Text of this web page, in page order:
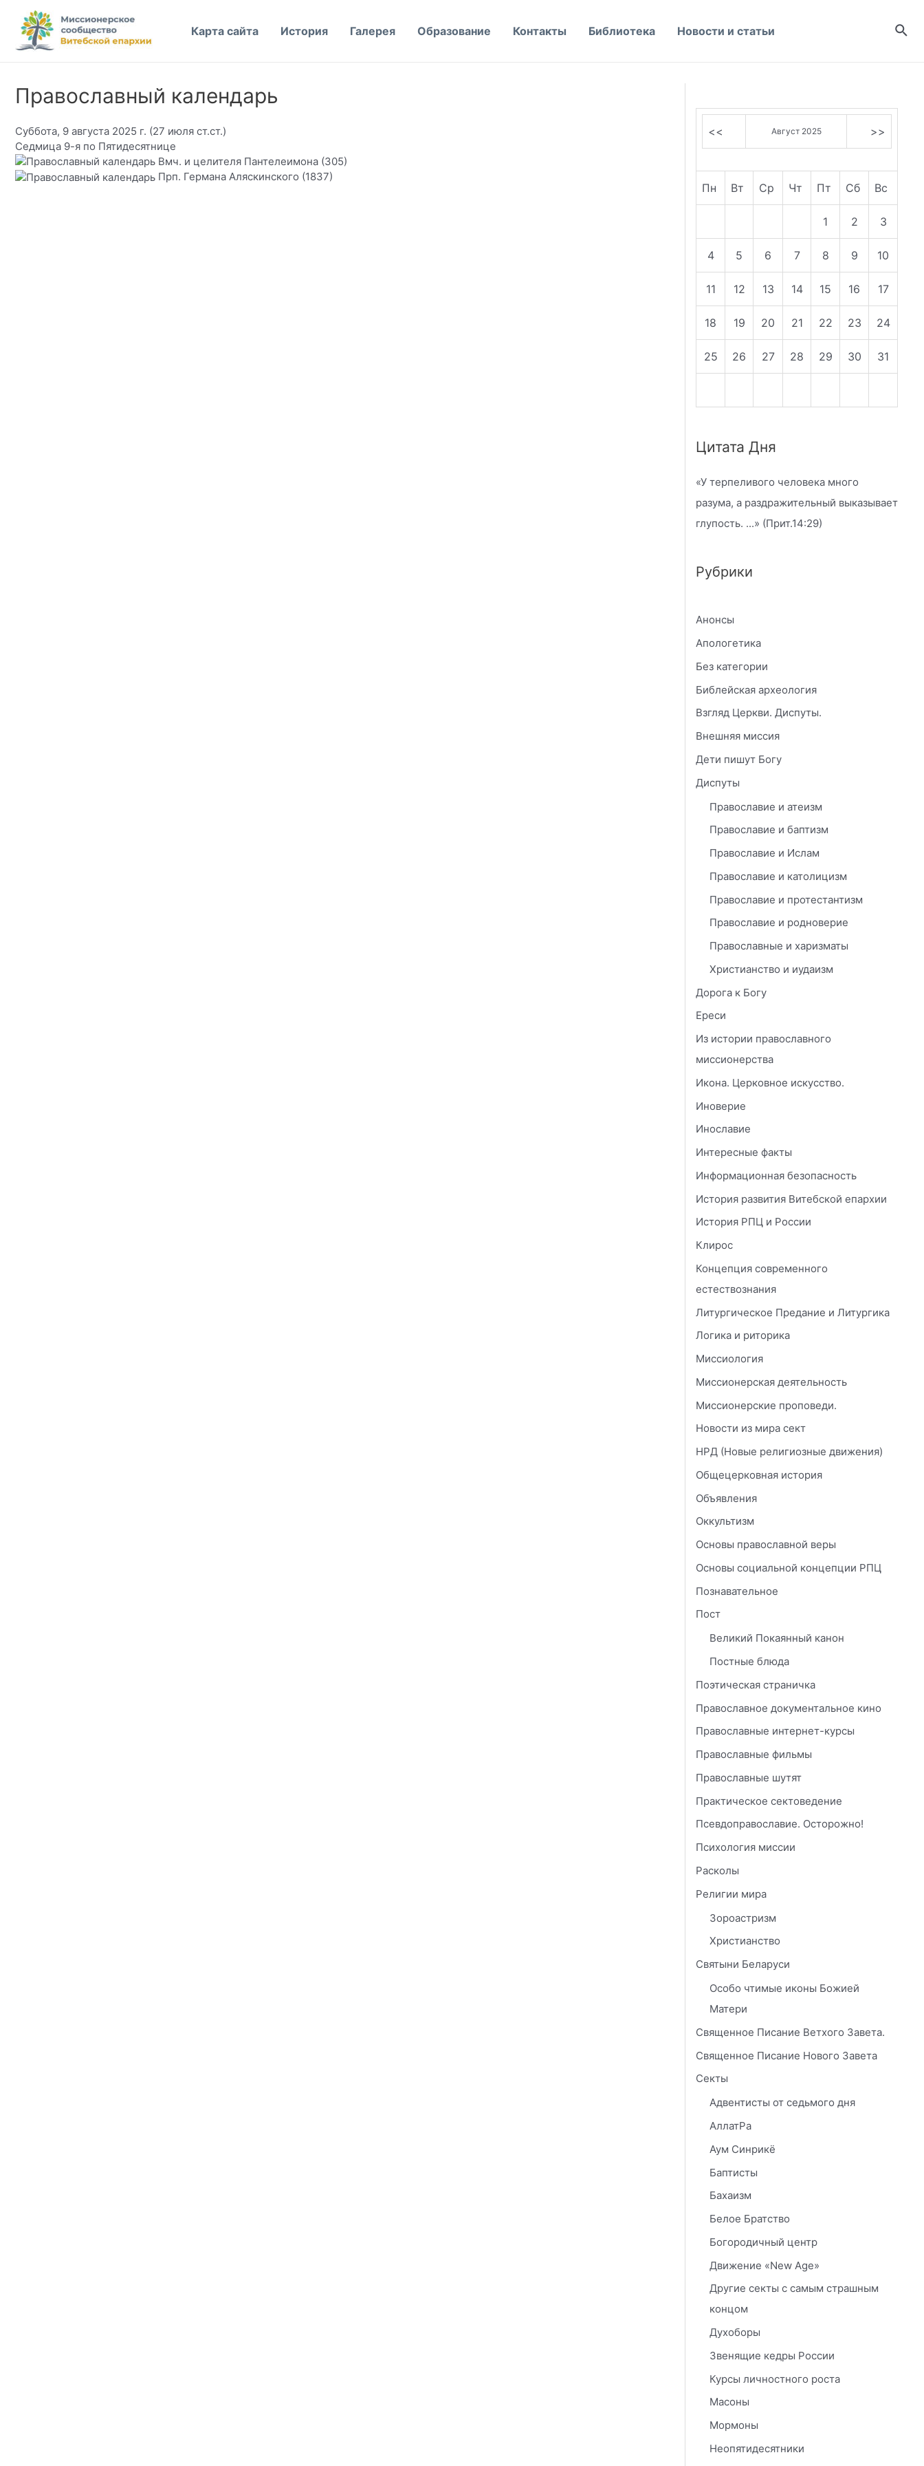
Перейти
содержимому
Карта сайта История Галерея Образование Контакты Библиотека Новости и статьи
Православный календарь
Суббота, 9 августа 2025 г. (27 июля ст.ст.)
Седмица 9-я по Пятидесятнице
Вмч. и целителя Пантелеимона (305)
Прп. Германа Аляскинского (1837)
<< Август 2025 >>
Пн Вт Ср Чт Пт Сб Вс
1 2 3
4 5 6 7 8 9 10
11 12 13 14 15 16 17
18 19 20 21 22 23 24
25 26 27 28 29 30 31
Цитата Дня
«У терпеливого человека много
разума, а раздражительный выказывает
глупость. ...» (Прит.14:29)
Рубрики
Анонсы
Апологетика
Без категории
Библейская археология
Взгляд Церкви. Диспуты.
Внешняя миссия
Дети пишут Богу
Диспуты
Православие и атеизм
Православие и баптизм
Православие и Ислам
Православие и католицизм
Православие и протестантизм
Православие и родноверие
Православные и харизматы
Христианство и иудаизм
Дорога к Богу
Ереси
Из истории православного
миссионерства
Икона. Церковное искусство.
Иноверие
Инославие
Интересные факты
Информационная безопасность
История развития Витебской епархии
История РПЦ и России
Клирос
Концепция современного
естествознания
Литургическое Предание и Литургика
Логика и риторика
Миссиология
Миссионерская деятельность
Миссионерские проповеди.
Новости из мира сект
НРД (Новые религиозные движения)
Общецерковная история
Объявления
Оккультизм
Основы православной веры
Основы социальной концепции РПЦ
Познавательное
Пост
Великий Покаянный канон
Постные блюда
Поэтическая страничка
Православное документальное кино
Православные интернет-курсы
Православные фильмы
Православные шутят
Практическое сектоведение
Псевдоправославие. Осторожно!
Психология миссии
Расколы
Религии мира
Зороастризм
Христианство
Святыни Беларуси
Особо чтимые иконы Божией
Матери
Священное Писание Ветхого Завета.
Священное Писание Нового Завета
Секты
Адвентисты от седьмого дня
АллатРа
Аум Синрикё
Баптисты
Бахаизм
Белое Братство
Богородичный центр
Движение «New Age»
Другие секты с самым страшным
концом
Духоборы
Звенящие кедры России
Курсы личностного роста
Масоны
Мормоны
Неопятидесятники